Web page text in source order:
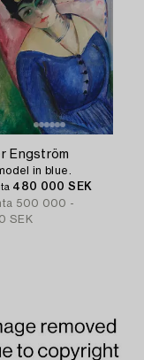
Engström
in blue.
480 000 SEK
500 000 -
SEK